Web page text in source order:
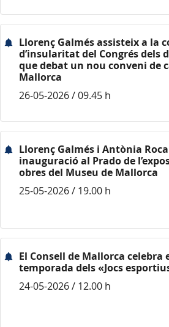
Llorenç Galmés assisteix a la
d’insularitat del Congrés dels
que debat un nou conveni de
Mallorca
26-05-2026 / 09.45 h
Llorenç Galmés i Antònia
inauguració al Prado de
obres del Museu de Mallorca
25-05-2026 / 19.00 h
El Consell de Mallorca celebra
temporada dels «Jocs
24-05-2026 / 12.00 h